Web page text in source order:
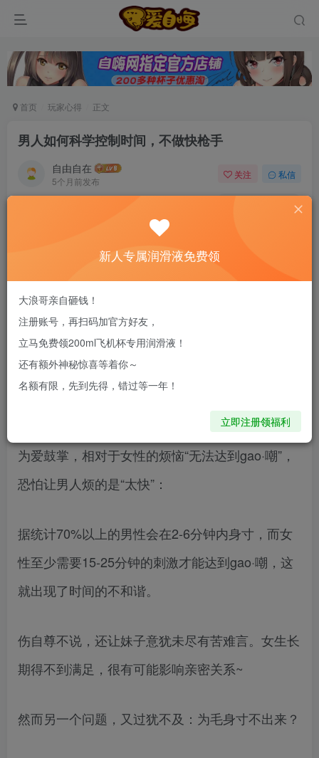
首页 玩家心得 正文
男人如何科学控制时间，不做快枪手
自由自在
5个月前发布
关注 私信
新老司机速来！注册自嗨网+扫码加好友，即
送200ml润滑液→
Tenga飞机杯
本文授权自公号：朵茜潮玩（微信ID：
toisduoxi），由朵茜专业测评团「潮玩学院」测评
为爱鼓掌，相对于女性的烦恼“无法达到gao·嘲”，
恐怕让男人烦的是“太快”：
据统计70%以上的男性会在2-6分钟内身寸，而女
性至少需要15-25分钟的刺激才能达到gao·嘲，这
就出现了时间的不和谐。
伤自尊不说，还让妹子意犹未尽有苦难言。女生长
期得不到满足，很有可能影响亲密关系~
然而另一个问题，又过犹不及：为毛身寸不出来？
新人专属润滑液免费领
大浪哥亲自砸钱！
注册账号，再扫码加官方好友，
立马免费领200ml飞机杯专用润滑液！
还有额外神秘惊喜等着你～
名额有限，先到先得，错过等一年！
立即注册领福利